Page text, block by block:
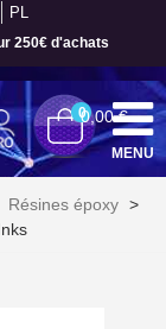
PL
00,00 €
MENU
Résines époxy >